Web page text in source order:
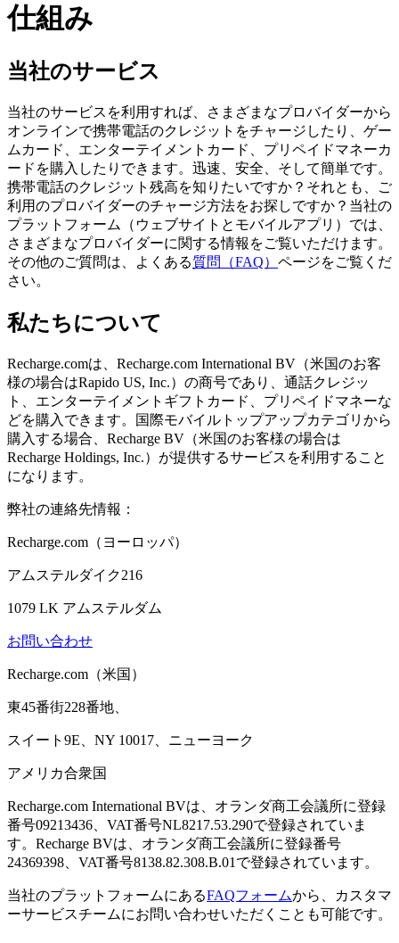
仕組み
当社のサービス
当社のサービスを利用すれば、さまざまなプロバイダーから
オンラインで携帯電話のクレジットをチャージしたり、ゲー
ムカード、エンターテイメントカード、プリペイドマネーカ
ードを購入したりできます。迅速、安全、そして簡単です。
携帯電話のクレジット残高を知りたいですか？それとも、ご
利用のプロバイダーのチャージ方法をお探しですか？当社の
プラットフォーム（ウェブサイトとモバイルアプリ）では、
さまざまなプロバイダーに関する情報をご覧いただけます。
その他のご質問は、よくある質問（FAQ） ページをご覧くだ
さい。
私たちについて
Recharge.comは、Recharge.com International BV（米国のお客
様の場合はRapido US, Inc.）の商号であり、通話クレジッ
ト、エンターテイメントギフトカード、プリペイドマネーな
どを購入できます。国際モバイルトップアップカテゴリから
購入する場合、Recharge BV（米国のお客様の場合は
Recharge Holdings, Inc.）が提供するサービスを利用すること
になります。
弊社の連絡先情報：
Recharge.com（ヨーロッパ）
アムステルダイク216
1079 LK アムステルダム
お問い合わせ
Recharge.com（米国）
東45番街228番地、
スイート9E、NY 10017、ニューヨーク
アメリカ合衆国
Recharge.com International BVは、オランダ商工会議所に登録
番号09213436、VAT番号NL8217.53.290で登録されていま
す。Recharge BVは、オランダ商工会議所に登録番号
24369398、VAT番号8138.82.308.B.01で登録されています。
当社のプラットフォームにあるFAQフォームから、カスタマ
ーサービスチームにお問い合わせいただくことも可能です。